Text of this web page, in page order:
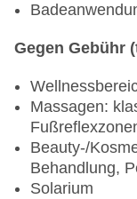
Gegen Gebühr
Massagen:
Beauty-/
Behandlung,
Solarium